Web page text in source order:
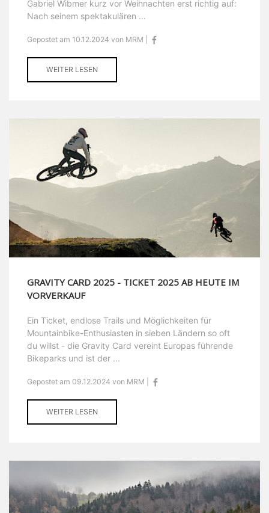
Gabriel Wibmer kurz vor Weihnachten erst richtig auf:
Nach seinem spektakulären ...
Gepostet am 10.12.2024 von MRM |
WEITER LESEN
GRAVITY CARD 2025 - TICKET 2025 AB HEUTE IM
VORVERKAUF
Ein Ticket, endlose Trails und Möglichkeiten für
Mountainbike-Enthusiasten in sieben Ländern so oft
du willst - die Gravity Card vereint Europas führende
Bikeparks und ist der ...
Gepostet am 09.12.2024 von MRM |
WEITER LESEN